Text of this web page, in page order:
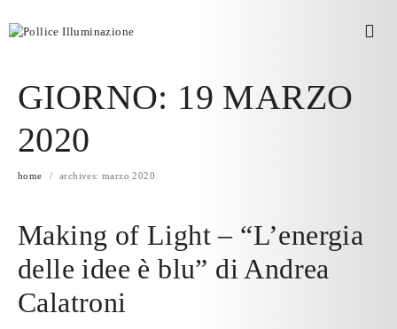
GIORNO: 19 MARZO
2020
home archives: marzo 2020
Making of Light – “L’energia
delle idee è blu” di Andrea
Calatroni